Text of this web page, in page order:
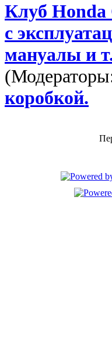
Клуб Honda
с
мануалы и
коробкой.